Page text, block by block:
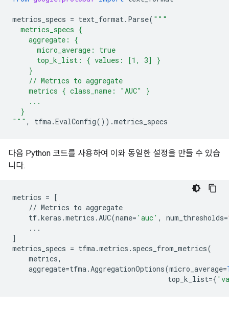
metrics_specs = text_format. Parse( """
  metrics_specs {
    aggregate: {
      micro_average: true
      top_k_list: { values: [1, 3] }
    }
    // Metrics to aggregate
    metrics { class_name: "AUC" }
    ...
  }
""" , tfma.EvalConfig()) .metrics_specs
다음 Python 코드를 사용하여 이와 동일한 설정을 만들 수 있습
니다.
metrics = [
// Metrics to aggregate
tf.keras .metrics .AUC(name= 'auc' , num_thresholds=
...
]
metrics_specs = tfma.metrics . specs_from_metrics(
metrics,
aggregate=tfma.AggregationOptions(micro_average=
top_k_list={